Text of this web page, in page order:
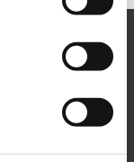
Systems.